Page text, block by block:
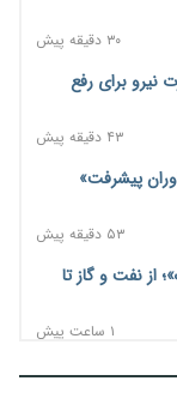
۳۰ دقیقه پیش
نیرو برای رفع
۴۳ دقیقه پیش
پیشرفت»
۵۳ دقیقه پیش
از نفت و گاز تا
۱ ساعت پیش
مسدود شد؛